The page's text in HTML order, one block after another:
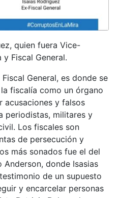
quien fuera Vice-
Fiscal General.
General, es donde se
fiscalía como un órgano
acusaciones y falsos
periodistas, militares y
Los fiscales son
de persecución y
más sonados fue el del
donde Isasias
de un supuesto
y encarcelar personas